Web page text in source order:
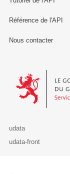
Référence de l'API
Nous contacter
Le
udata
udata-front